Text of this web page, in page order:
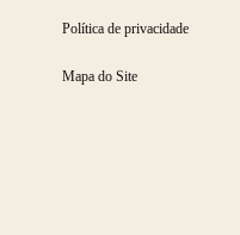
Política de privacidade
Mapa do Site